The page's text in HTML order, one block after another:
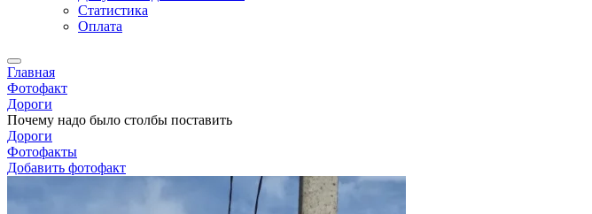
Статистика
Оплата
Главная
Фотофакт
Дороги
Почему надо было столбы поставить
Дороги
Фотофакты
Добавить фотофакт